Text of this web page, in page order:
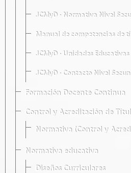
JCMyD · Normativa Nivel
Manual de competencias de
JCMyD · Unidades
JCMyD · Contacto Nivel
Formación Docente Continua
Control y Acreditación de
Normativa (Control y
Normativa educativa
Diseños Curriculares